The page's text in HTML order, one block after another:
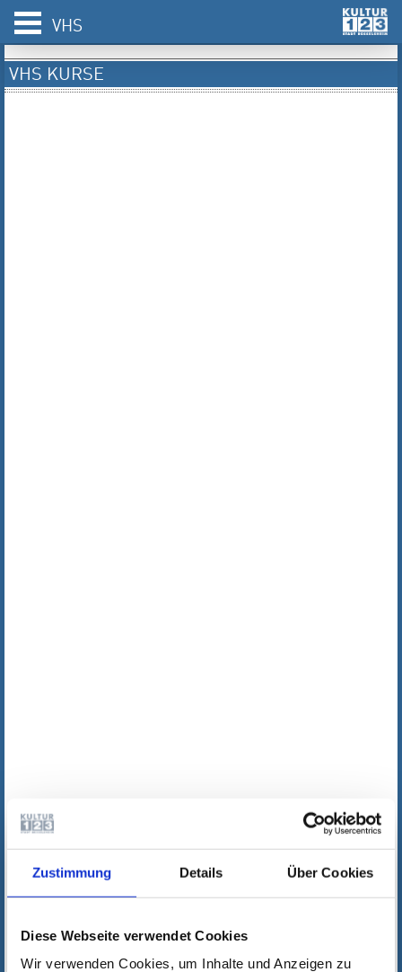
Zustimmung Details Über Cookies
Diese Webseite verwendet Cookies
Wir verwenden Cookies, um Inhalte und Anzeigen zu
VHS
VHS KURSE